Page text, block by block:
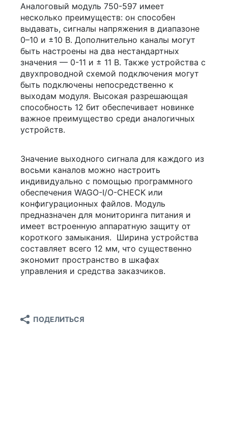
Аналоговый модуль 750-597 имеет
несколько преимуществ: он способен
выдавать, сигналы напряжения в диапазоне
0–10 и ±10 В. Дополнительно каналы могут
быть настроены на два нестандартных
значения — 0-11 и ± 11 В. Также устройства с
двухпроводной схемой подключения могут
быть подключены непосредственно к
выходам модуля. Высокая разрешающая
способность 12 бит обеспечивает новинке
важное преимущество среди аналогичных
устройств.
Значение выходного сигнала для каждого из
восьми каналов можно настроить
индивидуально с помощью программного
обеспечения WAGO-I/O-CHECK или
конфигурационных файлов. Модуль
предназначен для мониторинга питания и
имеет встроенную аппаратную защиту от
короткого замыкания. Ширина устройства
составляет всего 12 мм, что существенно
экономит пространство в шкафах
управления и средства заказчиков.
ПОДЕЛИТЬСЯ